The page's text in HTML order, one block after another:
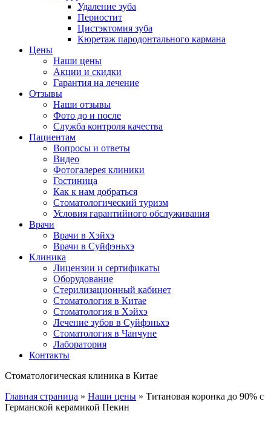
Удаление зуба
Периостит
Цистэктомия зуба
Кюретаж пародонтального кармана
Цены
Наши цены
Акции и скидки
Гарантия на лечение
Отзывы
Наши отзывы
Фото до и после
Служба контроля качества
Пациентам
Вопросы и ответы
Видео
Фотогалерея клиники
Гостиница
Как к нам добраться
Стоматологический туризм
Условия гарантийного обслуживания
Врачи
Врачи в Хэйхэ
Врачи в Суйфэньхэ
Клиника
Лицензии и сертификаты
Оборудование
Стерилизационный кабинет
Стоматология в Китае
Стоматология в Хэйхэ
Лечение зубов в Суйфэньхэ
Стоматология в Чанчуне
Лаборатория
Контакты
Стоматологическая клиника в Китае
Главная страница » Наши цены » Титановая коронка до 90% с
Германской керамикой Пекин